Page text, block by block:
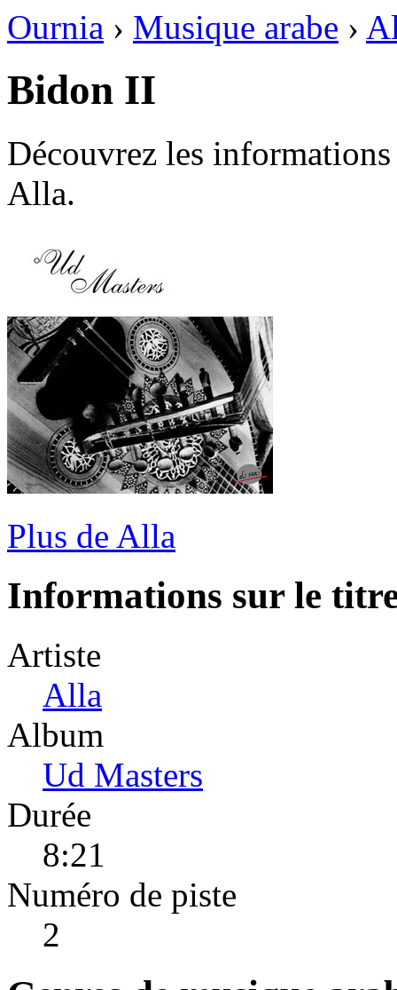
Ournia › Musique arabe ›
Bidon II
Découvrez les
Alla.
Plus de Alla
Informations sur le
Artiste
Alla
Album
Ud Masters
Durée
8:21
Numéro de piste
2